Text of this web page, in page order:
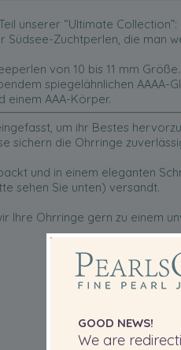
unserer “Ultimate
Südsee-Zuchtperlen, die man
von 10 bis 11 mm
spiegelähnlichen AAAA-
einem AAA-Körper.
um ihr Bestes
sichern die Ohrringe
und in einem eleganten
sehen Sie unten) versandt.
Ihre Ohrringe gern zu einem
GOOD NEWS!
We are